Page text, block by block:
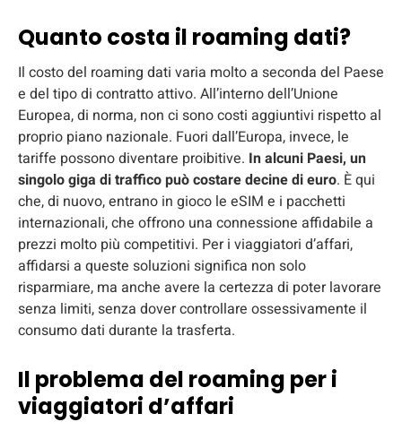
Quanto costa il roaming dati?
Il costo del roaming dati varia molto a seconda del Paese
e del tipo di contratto attivo. All’interno dell’Unione
Europea, di norma, non ci sono costi aggiuntivi rispetto al
proprio piano nazionale. Fuori dall’Europa, invece, le
tariffe possono diventare proibitive. In alcuni Paesi, un
singolo giga di traffico può costare decine di euro. È qui
che, di nuovo, entrano in gioco le eSIM e i pacchetti
internazionali, che offrono una connessione affidabile a
prezzi molto più competitivi. Per i viaggiatori d’affari,
affidarsi a queste soluzioni significa non solo
risparmiare, ma anche avere la certezza di poter lavorare
senza limiti, senza dover controllare ossessivamente il
consumo dati durante la trasferta.
Il problema del roaming per i
viaggiatori d’affari